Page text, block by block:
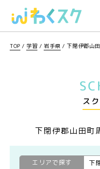
TOP / 学習 / 岩手県 / 下閉伊郡山
ス
下閉伊郡山田町
エリアで探す 下